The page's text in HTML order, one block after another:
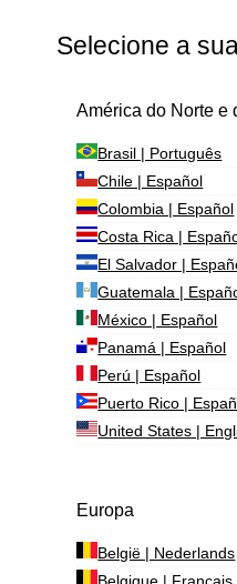
Selecione a
América do Norte e
Brasil | Português
Chile | Español
Colombia | Español
Costa Rica |
El Salvador |
Guatemala |
México | Español
Panamá | Español
Perú | Español
Puerto Rico |
United States |
Europa
België | Nederlands
Belgique | Français